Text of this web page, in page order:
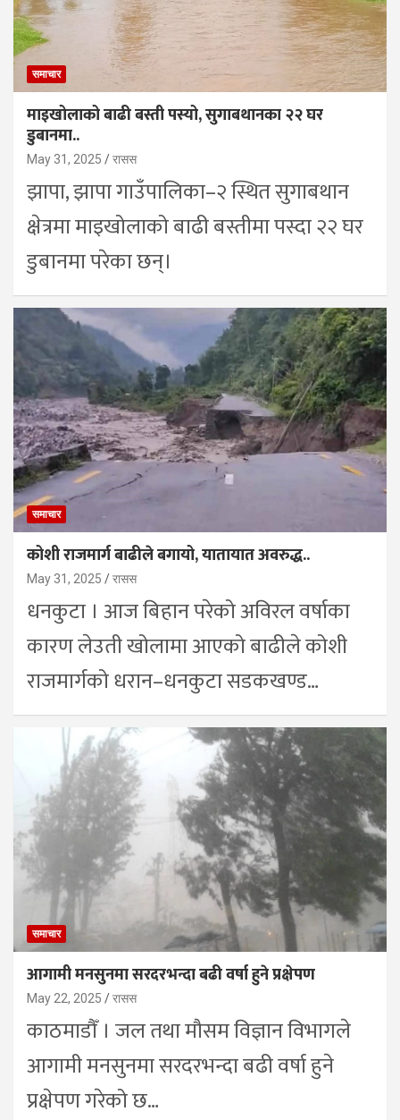
समाचार
माइखोलाको बाढी बस्ती पस्यो, सुगाबथानका २२ घर
डुबानमा..
May 31, 2025 रासस
झापा, झापा गाउँपालिका–२ स्थित सुगाबथान
क्षेत्रमा माइखोलाको बाढी बस्तीमा पस्दा २२ घर
डुबानमा परेका छन्।
समाचार
कोशी राजमार्ग बाढीले बगायो, यातायात अवरुद्ध..
May 31, 2025 रासस
धनकुटा । आज बिहान परेको अविरल वर्षाका
कारण लेउती खोलामा आएको बाढीले कोशी
राजमार्गको धरान–धनकुटा सडकखण्ड…
समाचार
आगामी मनसुनमा सरदरभन्दा बढी वर्षा हुने प्रक्षेपण
May 22, 2025 रासस
काठमाडौँ । जल तथा मौसम विज्ञान विभागले
आगामी मनसुनमा सरदरभन्दा बढी वर्षा हुने
प्रक्षेपण गरेको छ…